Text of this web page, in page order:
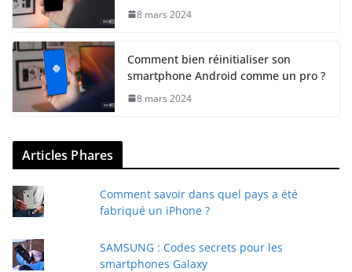
8 mars 2024
Comment bien réinitialiser son
smartphone Android comme un pro ?
8 mars 2024
Articles Phares
Comment savoir dans quel pays a été
fabriqué un iPhone ?
SAMSUNG : Codes secrets pour les
smartphones Galaxy